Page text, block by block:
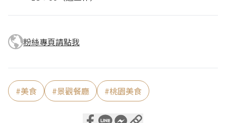
粉絲專頁請點我
#美食 #景觀餐廳 #桃園美食